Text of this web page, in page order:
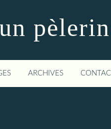
pèlerin
ARCHIVES